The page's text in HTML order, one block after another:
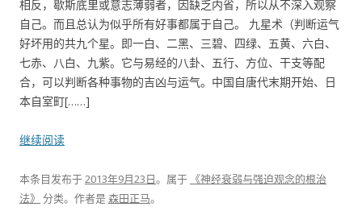
相反，歇斯底里或意志薄弱者，因缺乏内省，所以从不深入观察
自己。而且总认为似乎所有好事都属于自己。 九星术（判断运气
好坏用的共九个星。即一白、二黑、三碧、四绿、五黄、六白、
七赤、八白、九紫。它与易经的八卦、五行、方位、干支等配
合，可以判断各种事物的吉凶与运气。中国自唐代末期开始、日
本自室町[……]
继续阅读
本条目发布于2013年9月23日。属于 《神经衰弱与强迫观念的根治
法》 分类。 作者是森田正马。